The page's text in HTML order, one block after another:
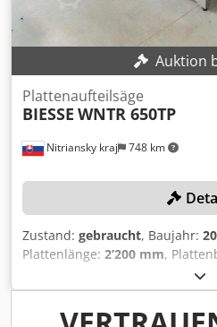
Auktion
Nitriansky kraj 748 km
Plattenaufteilsäge
BIESSE WNTR 650TP
Zustand: gebraucht, Baujahr:
Plattenlänge: 2’200 mm,
,
die Abholfristen der AGB. Die
der 31.08.2026! TECHNISCHE